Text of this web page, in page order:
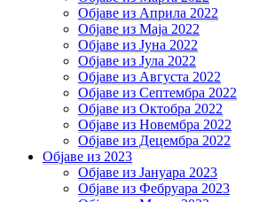
Објаве из Априла 2022
Објаве из Маја 2022
Објаве из Јуна 2022
Објаве из Јула 2022
Објаве из Августа 2022
Објаве из Септембра 2022
Објаве из Октобра 2022
Објаве из Новембра 2022
Објаве из Децембра 2022
Објаве из 2023
Објаве из Јануара 2023
Објаве из Фебруара 2023